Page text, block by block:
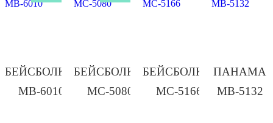
БЕЙСБОЛКА/
МВ-6010
БЕЙСБОЛКА/
МС-5080
БЕЙСБОЛКА/
МС-5166
ПАНАМА
МВ-5132